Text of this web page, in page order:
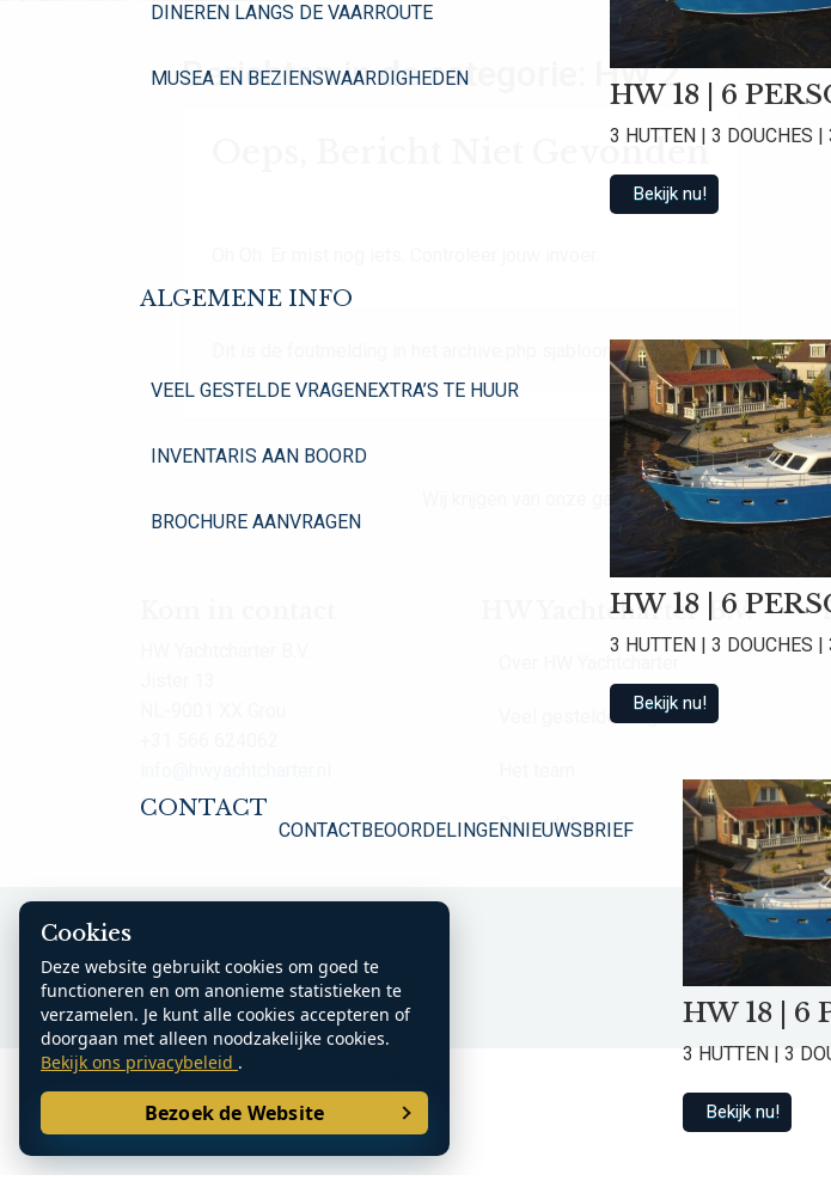
DINEREN LANGS DE VAARROUTE
MUSEA EN BEZIENSWAARDIGHEDEN HW 18 | 6
3 HUTTEN | 3 DOUCHES |
Bekijk nu!
ALGEMENE INFO
VEEL GESTELDE VRAGENEXTRA’S TE HUUR
INVENTARIS AAN BOORD
BROCHURE AANVRAGEN
HW 18 | 6
3 HUTTEN | 3 DOUCHES |
Bekijk nu!
CONTACT
CONTACTBEOORDELINGENNIEUWSBRIEF
HW 18 | 6
3 HUTTEN | 3
Bekijk nu!
Berichten in de categorie: HW 2
Oeps, Bericht Niet Gevonden
Dit is de foutmelding in het archive.php sjabloon.
Wij krijgen van onze gasten een gemiddelde
HW Yachtcharter B.V.
Veel gestelde vragen
Beoordelingen
Cookies
Deze website gebruikt cookies om goed te
functioneren en om anonieme statistieken te
verzamelen. Je kunt alle cookies accepteren of
doorgaan met alleen noodzakelijke cookies.
Bekijk ons privacybeleid .
Bezoek de Website